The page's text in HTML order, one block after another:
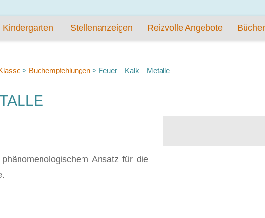
Kindergarten Stellenanzeigen Reizvolle Angebote Bücher
> Buchempfehlungen > Feuer – Kalk – Metalle
Ansatz für die